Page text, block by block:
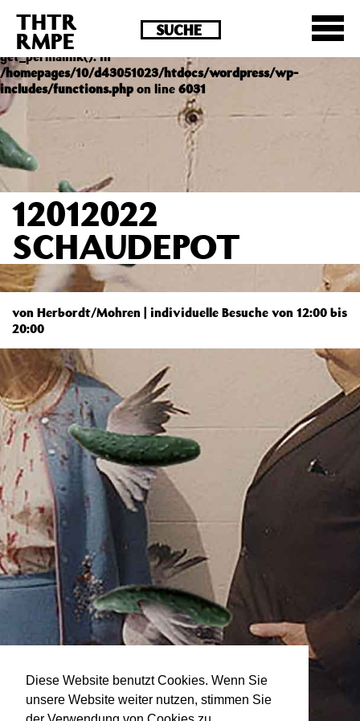
Diese Website benutzt Cookies. Wenn Sie
unsere Website weiter nutzen, stimmen Sie
Deprecated : Die Funktion post_permalink ist seit
Version 4.4.0 veraltet! Verwende stattdessen
get_permalink(). in
/homepages/10/d43051023/htdocs/wordpress/wp-
includes/functions.phpon line 6031
THTR
RMPE
12012022
SCHAUDEPOT
von Herbordt/Mohren | individuelle Besuche von 12:00 bis
20:00